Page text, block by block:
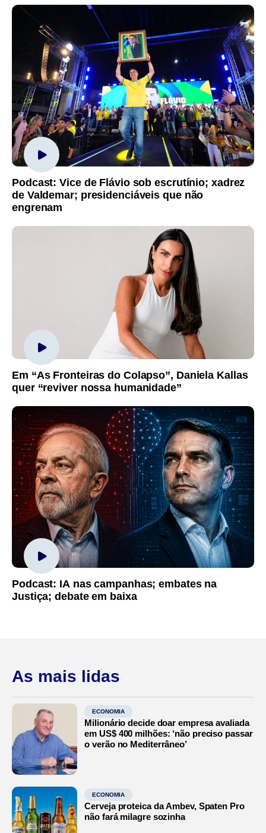
Podcast: Vice de Flávio sob escrutínio; xadrez
de Valdemar; presidenciáveis que não
engrenam
Em “As Fronteiras do Colapso”, Daniela Kallas
quer “reviver nossa humanidade”
Podcast: IA nas campanhas; embates na
Justiça; debate em baixa
As mais lidas
ECONOMIA
Milionário decide doar empresa avaliada
em US$ 400 milhões: ‘não preciso passar
o verão no Mediterrâneo’
ECONOMIA
Cerveja proteica da Ambev, Spaten Pro
não fará milagre sozinha